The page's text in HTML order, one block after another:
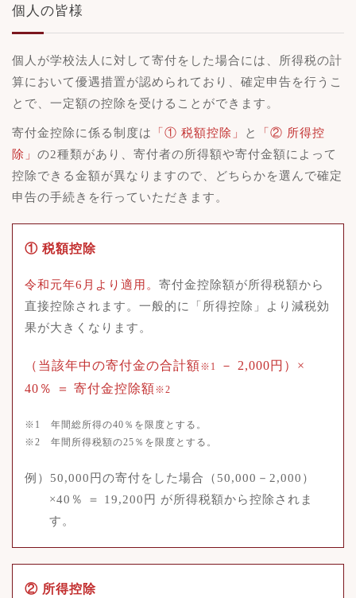
個人の皆様
個人が学校法人に対して寄付をした場合には、所得税の計
算において優遇措置が認められており、確定申告を行うこ
とで、一定額の控除を受けることができます。
寄付金控除に係る制度は 「① 税額控除」 と
「② 所得控
除」 の2種類があり、寄付者の所得額や寄付金額によって
控除できる金額が異なりますので、どちらかを選んで確定
申告の手続きを行っていただきます。
① 税額控除
令和元年6月より適用。 寄付金控除額が所得税額から
直接控除されます。一般的に「所得控除」より減税効
果が大きくなります。
（当該年中の寄付金の合計額※1
－ 2,000円）×
40％ ＝ 寄付金控除額※2
※1 年間総所得の40％を限度とする。
※2 年間所得税額の25％を限度とする。
例）50,000円の寄付をした場合（50,000－2,000）
×40％ ＝ 19,200円 が所得税額から控除されま
す。
② 所得控除